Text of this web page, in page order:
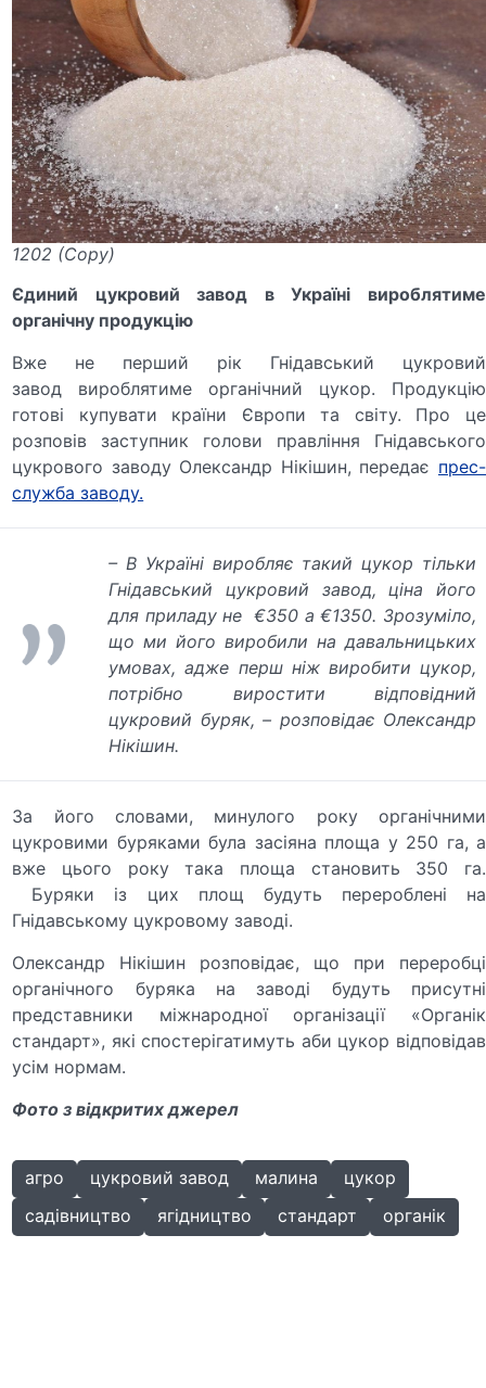
1202 (Copy)
Єдиний цукровий завод в Україні вироблятиме
органічну продукцію
Вже не перший рік Гнідавський цукровий
завод вироблятиме органічний цукор. Продукцію
готові купувати країни Європи та світу. Про це
розповів заступник голови правління Гнідавського
цукрового заводу Олександр Нікішин, передає прес-
служба заводу.
– В Україні виробляє такий цукор тільки
Гнідавський цукровий завод, ціна його
для приладу не €350 а €1350. Зрозуміло,
що ми його виробили на давальницьких
умовах, адже перш ніж виробити цукор,
потрібно виростити відповідний
цукровий буряк, – розповідає Олександр
Нікішин.
За його словами, минулого року органічними
цукровими буряками була засіяна площа у 250 га, а
вже цього року така площа становить 350 га.
Буряки із цих площ будуть перероблені на
Гнідавському цукровому заводі.
Олександр Нікішин розповідає, що при переробці
органічного буряка на заводі будуть присутні
представники міжнародної організації «Органік
стандарт», які спостерігатимуть аби цукор відповідав
усім нормам.
Фото з відкритих джерел
агро цукровий завод малина
цукор
садівництво
ягідництво стандарт органік